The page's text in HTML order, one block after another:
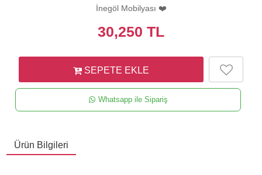
İnegöl Mobilyası ❤️
30,250 TL
SEPETE EKLE
Whatsapp ile Sipariş
Ürün Bilgileri